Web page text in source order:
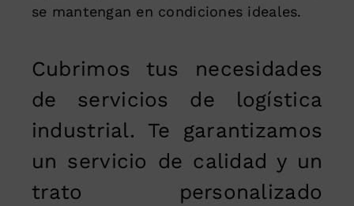
se mantengan en condiciones ideales.
Cubrimos tus necesidades
de servicios de logística
industrial. Te garantizamos
un servicio de calidad y un
trato personalizado